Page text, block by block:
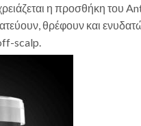
η προσθήκη του
θρέφουν και
scalp.